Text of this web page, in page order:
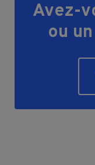
Avez-
ou